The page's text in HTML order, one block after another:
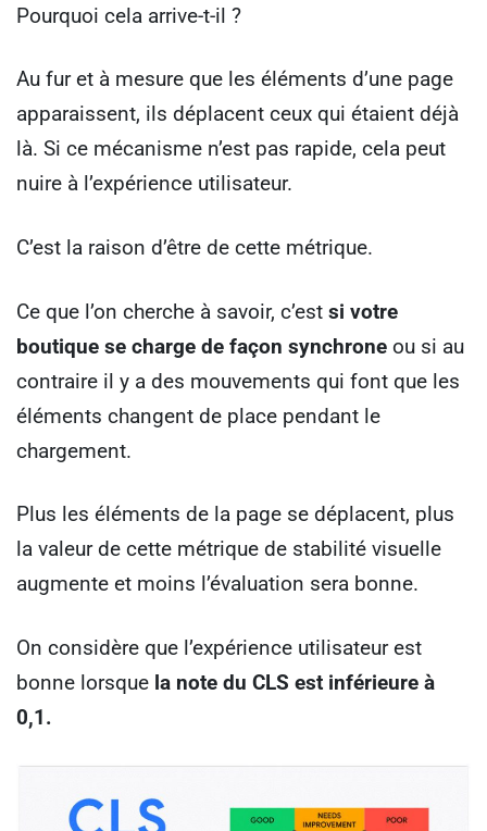
Pourquoi cela arrive-t-il ?
Au fur et à mesure que les éléments d’une page
apparaissent, ils déplacent ceux qui étaient déjà
là. Si ce mécanisme n’est pas rapide, cela peut
nuire à l’expérience utilisateur.
C’est la raison d’être de cette métrique.
Ce que l’on cherche à savoir, c’est si votre
boutique se charge de façon synchrone ou si au
contraire il y a des mouvements qui font que les
éléments changent de place pendant le
chargement.
Plus les éléments de la page se déplacent, plus
la valeur de cette métrique de stabilité visuelle
augmente et moins l’évaluation sera bonne.
On considère que l’expérience utilisateur est
bonne lorsque la note du CLS est inférieure à
0,1.